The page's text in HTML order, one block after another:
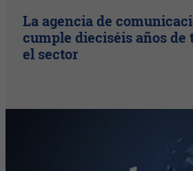
La agencia de
cumple dieciséis años de
el sector